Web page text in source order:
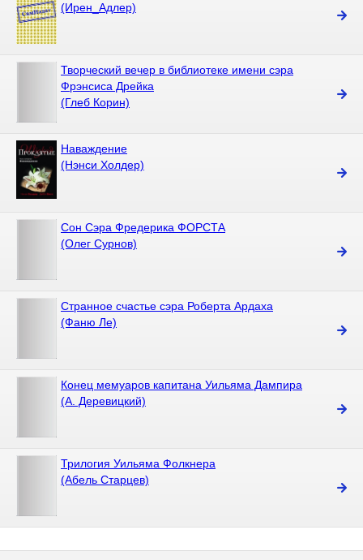
(Ирен_Адлер)
Творческий вечер в библиотеке имени сэра
Фрэнсиса Дрейка
(Глеб Корин)
Наваждение
(Нэнси Холдер)
Сон Сэра Фредерика ФОРСТА
(Олег Сурнов)
Странное счастье сэра Роберта Ардаха
(Фаню Ле)
Конец мемуаров капитана Уильяма Дампира
(А. Деревицкий)
Трилогия Уильяма Фолкнера
(Абель Старцев)